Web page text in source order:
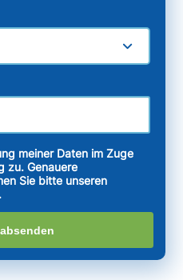
meiner Daten im Zuge
zu. Genauere
Sie bitte unseren
.